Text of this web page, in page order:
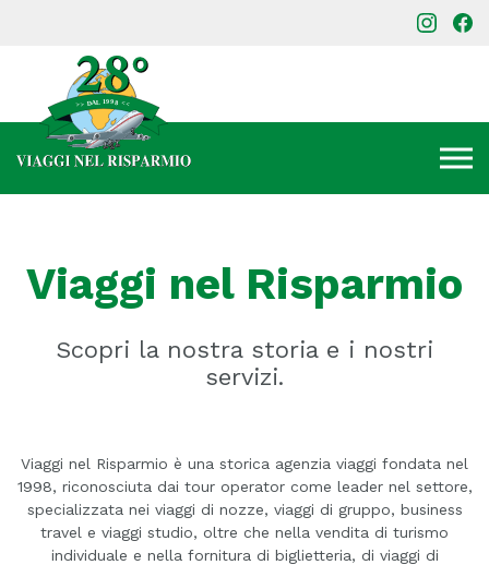
Viaggi nel Risparmio
Scopri la nostra storia e i nostri
servizi.
Viaggi nel Risparmio è una storica agenzia viaggi fondata nel
1998, riconosciuta dai tour operator come leader nel settore,
specializzata nei viaggi di nozze, viaggi di gruppo, business
travel e viaggi studio, oltre che nella vendita di turismo
individuale e nella fornitura di biglietteria, di viaggi di